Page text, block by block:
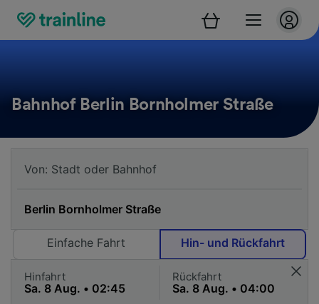
Bahnhof Berlin Bornholmer Straße
Einfache Fahrt Hin- und Rückfahrt
Hinfahrt Rückfahrt